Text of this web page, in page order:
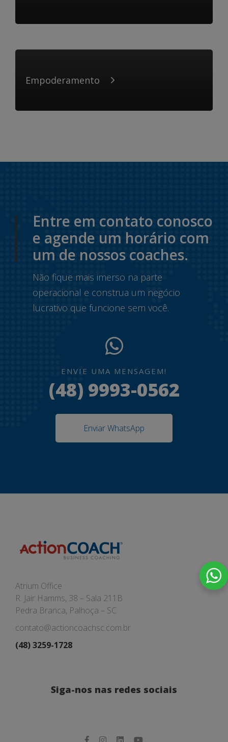
Empoderamento
Entre em contato conosco
e agende um horário com
um de nossos coaches.
Não fique mais imerso na parte
operacional e construa um negócio
lucrativo que funcione sem você.
ENVIE UMA MENSAGEM!
(48) 9993-0562
Enviar WhatsApp
Atrium Office
R. Jair Hamms, 38 – Sala 211B
Pedra Branca, Palhoça – SC
contato@actioncoachsc.com.br
(48) 3259-1728
Siga-nos nas redes sociais